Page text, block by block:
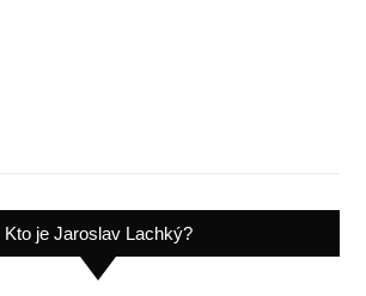
Kto je Jaroslav Lachký?